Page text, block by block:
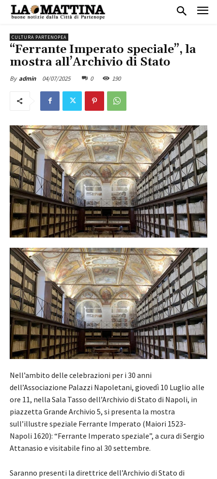
CULTURA PARTENOPEA
“Ferrante Imperato speciale”, la
mostra all’Archivio di Stato
By admin 04/07/2025 0 190
Nell’ambito delle celebrazioni per i 30 anni
dell’Associazione Palazzi Napoletani, giovedì 10 Luglio alle
ore 11, nella Sala Tasso dell’Archivio di Stato di Napoli, in
piazzetta Grande Archivio 5, si presenta la mostra
sull’illustre speziale Ferrante Imperato (Maiori 1523-
Napoli 1620): “Ferrante Imperato speziale”, a cura di Sergio
Attanasio e visitabile fino al 30 settembre.
Saranno presenti la direttrice dell’Archivio di Stato di